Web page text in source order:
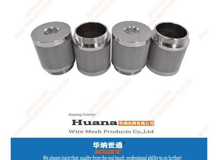
亚洲
中华人民共和国
North & South America
USA / English
Canada / English